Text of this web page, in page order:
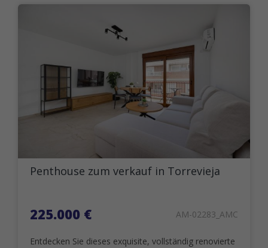
Penthouse zum verkauf in Torrevieja
225.000 € AM-02283_AMC
Entdecken Sie dieses exquisite, vollständig renovierte